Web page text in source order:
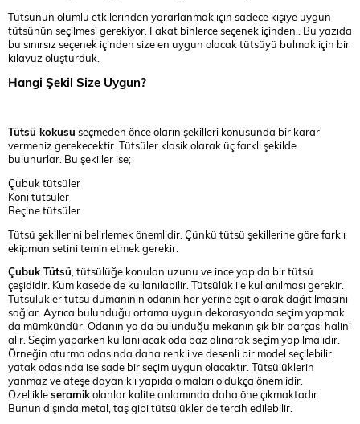
Tütsünün olumlu etkilerinden yararlanmak için sadece kişiye uygun
tütsünün seçilmesi gerekiyor. Fakat binlerce seçenek içinden.. Bu yazıda
bu sınırsız seçenek içinden size en uygun olacak tütsüyü bulmak için bir
kılavuz oluşturduk.
Hangi Şekil Size Uygun?
Tütsü kokusu seçmeden önce oların şekilleri konusunda bir karar
vermeniz gerekecektir. Tütsüler klasik olarak üç farklı şekilde
bulunurlar. Bu şekiller ise;
Çubuk tütsüler
Koni tütsüler
Reçine tütsüler
Tütsü şekillerini belirlemek önemlidir. Çünkü tütsü şekillerine göre farklı
ekipman setini temin etmek gerekir.
Çubuk Tütsü , tütsülüğe konulan uzunu ve ince yapıda bir tütsü
çeşididir. Kum kasede de kullanılabilir. Tütsülük ile kullanılması gerekir.
Tütsülükler tütsü dumanının odanın her yerine eşit olarak dağıtılmasını
sağlar. Ayrıca bulunduğu ortama uygun dekorasyonda seçim yapmak
da mümkündür. Odanın ya da bulunduğu mekanın şık bir parçası halini
alır. Seçim yaparken kullanılacak oda baz alınarak seçim yapılmalıdır.
Örneğin oturma odasında daha renkli ve desenli bir model seçilebilir,
yatak odasında ise sade bir seçim uygun olacaktır. Tütsülüklerin
yanmaz ve ateşe dayanıklı yapıda olmaları oldukça önemlidir.
Özellikleseramikolanlar kalite anlamında daha öne çıkmaktadır.
Bunun dışında metal, taş gibi tütsülükler de tercih edilebilir.